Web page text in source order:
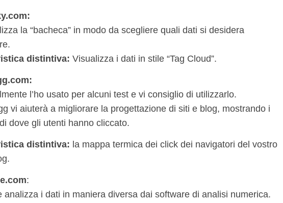
:
la “bacheca” in modo da scegliere quali dati si desidera
distintiva: Visualizza i dati in stile “Tag Cloud”.
:
l’ho usato per alcuni test e vi consiglio di utilizzarlo.
vi aiuterà a migliorare la progettazione di siti e blog, mostrando i
dove gli utenti hanno cliccato.
distintiva: la mappa termica dei click dei navigatori del vostro
:
analizza i dati in maniera diversa dai software di analisi numerica.